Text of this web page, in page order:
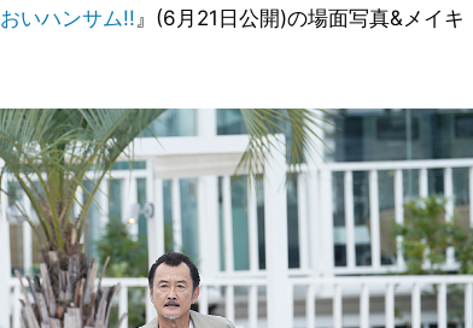
おいハンサム!!』(6月21日公開)の場面写真&メイキ